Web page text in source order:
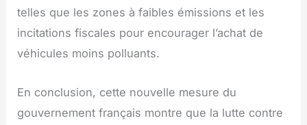
telles que les zones à faibles émissions et les
incitations fiscales pour encourager l’achat de
véhicules moins polluants.
En conclusion, cette nouvelle mesure du
gouvernement français montre que la lutte contre